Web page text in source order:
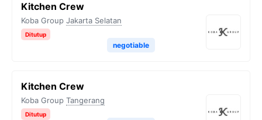
Kitchen Crew
Koba Group Jakarta Selatan
Ditutup
negotiable
Kitchen Crew
Koba Group Tangerang
Ditutup